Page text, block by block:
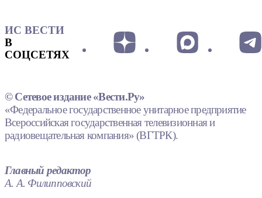
ИС ВЕСТИ
В
СОЦСЕТЯХ
© Сетевое издание «Вести.Ру»
«Федеральное государственное унитарное предприятие
Всероссийская государственная телевизионная и
радиовещательная компания» (ВГТРК).
Главный редактор
А. А. Филипповский